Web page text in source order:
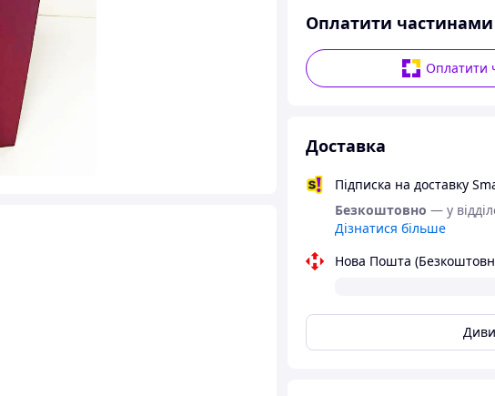
Оплатити частинами
Оплатити
Доставка
Підписка на доставку
Безкоштовно — у
Дізнатися більше
Нова Пошта